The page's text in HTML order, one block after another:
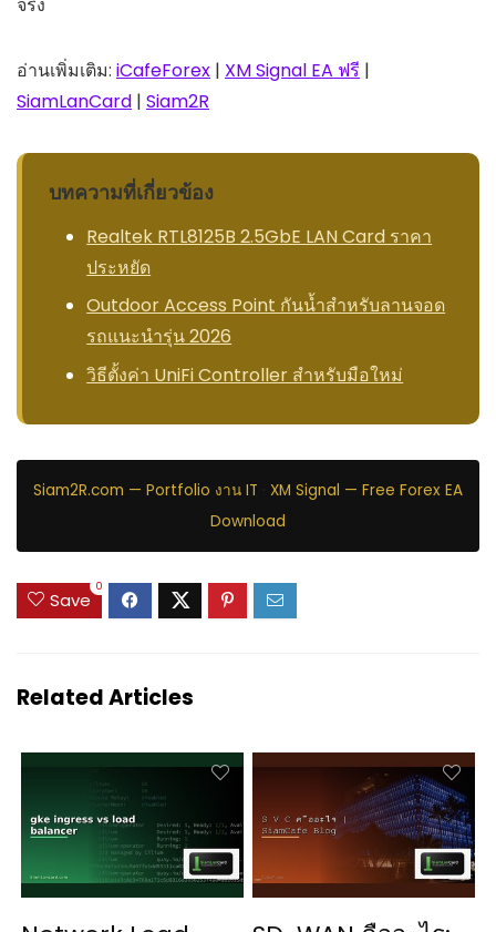
อ่านเพิ่มเติม: iCafeForex | XM Signal EA ฟรี |
SiamLanCard | Siam2R
บทความที่เกี่ยวข้อง
Realtek RTL8125B 2.5GbE LAN Card ราคา
ประหยัด
Outdoor Access Point กันน้ำสำหรับลานจอด
รถแนะนำรุ่น 2026
วิธีตั้งค่า UniFi Controller สำหรับมือใหม่
Siam2R.com — Portfolio งาน IT · XM Signal — Free Forex EA
Download
Save
0
Related Articles